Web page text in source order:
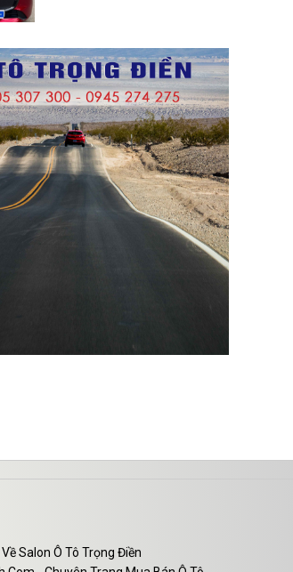
Salon Ô Tô Trọng Điền